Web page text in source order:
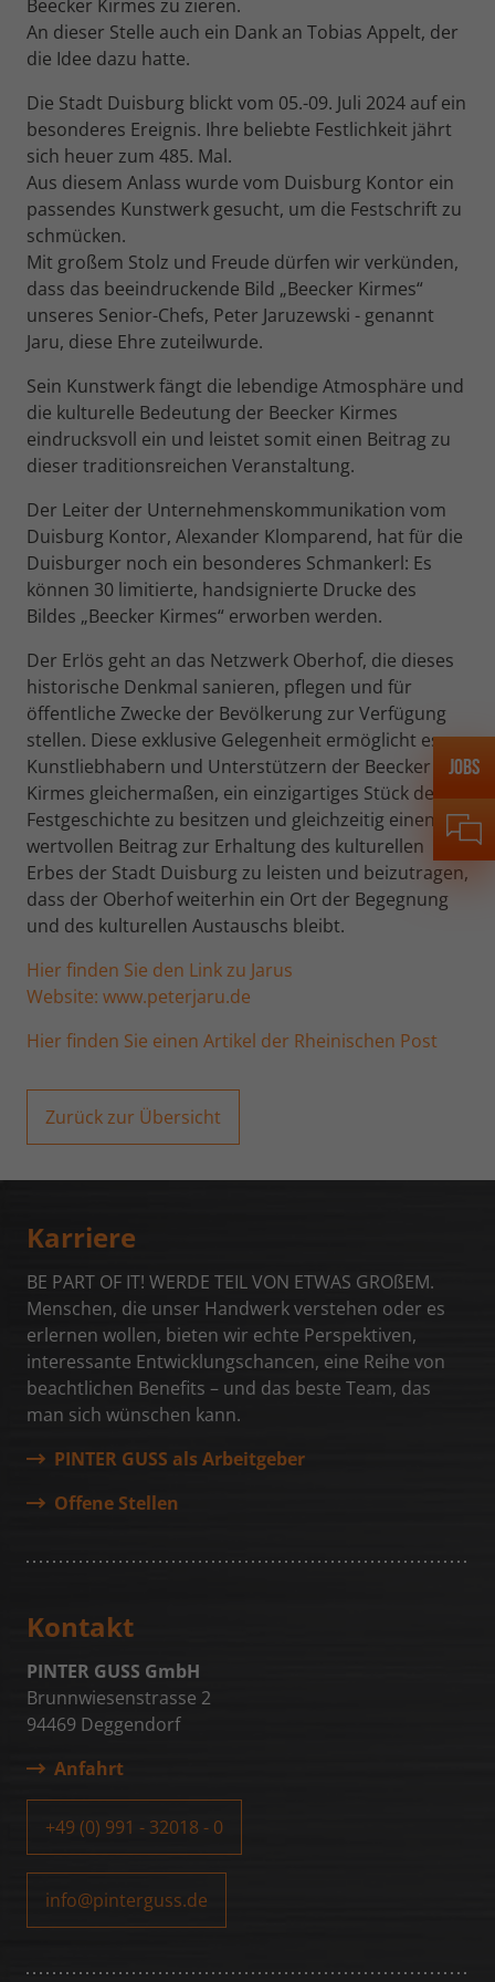
Beecker Kirmes zu zieren.
An dieser Stelle auch ein Dank an Tobias Appelt, der
die Idee dazu hatte.
Die Stadt Duisburg blickt vom 05.-09. Juli 2024 auf ein
besonderes Ereignis. Ihre beliebte Festlichkeit jährt
sich heuer zum 485. Mal.
Aus diesem Anlass wurde vom Duisburg Kontor ein
passendes Kunstwerk gesucht, um die Festschrift zu
schmücken.
Mit großem Stolz und Freude dürfen wir verkünden,
dass das beeindruckende Bild „Beecker Kirmes“
unseres Senior-Chefs, Peter Jaruzewski - genannt
Jaru, diese Ehre zuteilwurde.
Sein Kunstwerk fängt die lebendige Atmosphäre und
die kulturelle Bedeutung der Beecker Kirmes
eindrucksvoll ein und leistet somit einen Beitrag zu
dieser traditionsreichen Veranstaltung.
Der Leiter der Unternehmenskommunikation vom
Duisburg Kontor, Alexander Klomparend, hat für die
Duisburger noch ein besonderes Schmankerl: Es
können 30 limitierte, handsignierte Drucke des
Bildes „Beecker Kirmes“ erworben werden.
Der Erlös geht an das Netzwerk Oberhof, die dieses
historische Denkmal sanieren, pflegen und für
öffentliche Zwecke der Bevölkerung zur Verfügung
stellen. Diese exklusive Gelegenheit ermöglicht es
Kunstliebhabern und Unterstützern der Beecker
Kirmes gleichermaßen, ein einzigartiges Stück der
Festgeschichte zu besitzen und gleichzeitig einen
wertvollen Beitrag zur Erhaltung des kulturellen
Erbes der Stadt Duisburg zu leisten und beizutragen,
dass der Oberhof weiterhin ein Ort der Begegnung
und des kulturellen Austauschs bleibt.
Hier finden Sie den Link zu Jarus
Website: www.peterjaru.de
Hier finden Sie einen Artikel der Rheinischen Post
Zurück zur Übersicht
Jobs
Karriere
BE PART OF IT! WERDE TEIL VON ETWAS GROßEM.
Menschen, die unser Handwerk verstehen oder es
erlernen wollen, bieten wir echte Perspektiven,
interessante Entwicklungschancen, eine Reihe von
beachtlichen Benefits – und das beste Team, das
man sich wünschen kann.
PINTER GUSS als Arbeitgeber
Offene Stellen
Kontakt
PINTER GUSS GmbH
Brunnwiesenstrasse 2
94469 Deggendorf
Anfahrt
+49 (0) 991 - 32018 - 0
info@pinterguss.de
Zweck
allen Seitenanfragen bei.
Name cookie_optin
Anbieter Pinter-Guss GmbH
Laufzeit 1 Jahr
Zweck
Benutzers für Cookies auf der aktuellen
Domäne
Name _ga_
Laufzeit 1 Jahr
Zweck
Dient zur Unterscheidung von
Benutzern, speichert und zählt
Name _ga
Anbieter Google Analytics
Laufzeit 2 Jahre
Zweck
Dient zur Unterscheidung von
Benutzern, speichert und zählt
Name _gid
Anbieter Google Analytics
Laufzeit 24 Stunden
Zweck
Dient zur Unterscheidung von
Benutzern.
Laufzeit 13 Monate
Zweck
Werbekampagnen und personalisiert
das Nutzererlebnis (einschließlich
Anzeigen) auf TikTok.
Name _tt_enable_cookie
Anbieter TikTok
Laufzeit 13 Monate
Zweck
Werbekampagnen und personalisiert
das Nutzererlebnis (einschließlich
Anzeigen) auf TikTok.
Name _tt_sessionId
Anbieter TikTok
Laufzeit 13 Monate
Zweck
Misst die Leistung von TikTok
Werbekampagnen und personalisiert
das Nutzererlebnis (einschließlich
Anzeigen) auf TikTok.
Name _fbp
Anbieter Facebook Inc.
Laufzeit 3 Monate
Zweck
Wird von Facebook genutzt, um eine
Reihe von Werbeprodukten anzuzeigen,
zum Beispiel Echtzeitgebote dritter
Werbetreibender.
Anbieter Facebook Inc.
Laufzeit 3 Monate
zum Beispiel Echtzeitgebote dritter
Werbetreibender.
Name tr
Anbieter Facebook Inc.
Laufzeit Session (Pixel)
Wird von Facebook genutzt, um eine
zum Beispiel Echtzeitgebote dritter
Wir verwenden auf unserer Website externe Inhalte, um
Ihnen zusätzliche Informationen anzubieten.